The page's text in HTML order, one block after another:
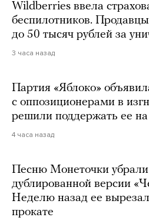
Wildberries ввела
беспилотников.
до 50 тысяч рублей за
3 часа назад
Партия «Яблоко»
с оппозиционерами в
решили поддержать ее
4 часа назад
Песню Монеточки убрали
дублированной версии
Неделю назад ее
прокате